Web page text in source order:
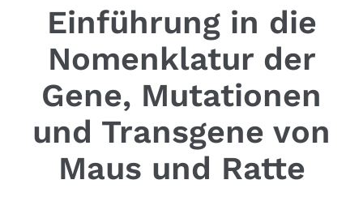
News
Events
GV-SOLAS
Publikationen
Einführung in die
Nomenklatur der
Gene, Mutationen
und Transgene von
Maus und Ratte